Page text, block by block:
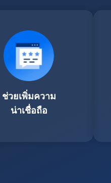
ช่วยเพิ่มความ
น่าเชื่อถือ